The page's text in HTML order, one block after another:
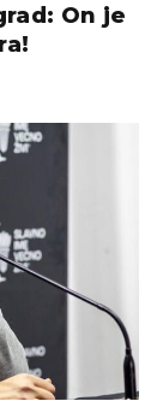
On je